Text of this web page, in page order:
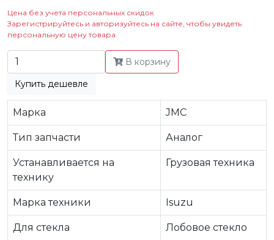
Цена без учета персональных скидок
Зарегистрируйтесь и авторизуйтесь на сайте, чтобы увидеть
персональную цену товара
В корзину
Купить дешевле
Марка JMC
Тип запчасти Аналог
Устанавливается на
технику
Грузовая техника
Марка техники Isuzu
Для стекла Лобовое стекло